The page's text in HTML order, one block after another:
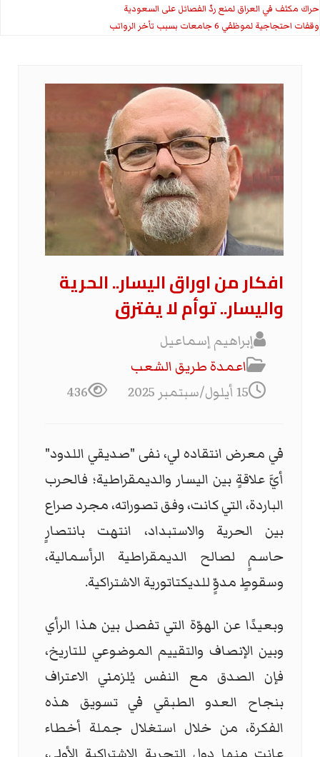
حراك مكثف في العراق لمنع ردّ الفصائل على السعودية
وقفات احتجاجية لموظفي 6 جامعات بسبب تأخر الرواتب
افكار من اوراق اليسار.. الحرية
واليسار.. توأم لا يفترق
إبراهيم إسماعيل
اعمدة طريق الشعب
15 أيلول/سبتمبر 2025
436
في معرض انتقاده لي، نفى "صديقي اللدود"
أيَّ علاقةٍ بين اليسار والديمقراطية؛ فالحرب
الباردة، التي كانت، وفق تصوراته، مجرد صراع
بين الحرية والاستبداد، انتهت بانتصارٍ
حاسمٍ لصالح الديمقراطية الرأسمالية،
وسقوطٍ مدوٍّ للديكتاتورية الاشتراكية.
وبعيدًا عن الهوّة التي تفصل بين هذا الرأي
وبين الإنصاف والتقييم الموضوعي للتاريخ،
فإن الصدق مع النفس يُلزمني الاعتراف
بنجاح العدو الطبقي في تسويق هذه
الفكرة، من خلال استغلال جملة أخطاء